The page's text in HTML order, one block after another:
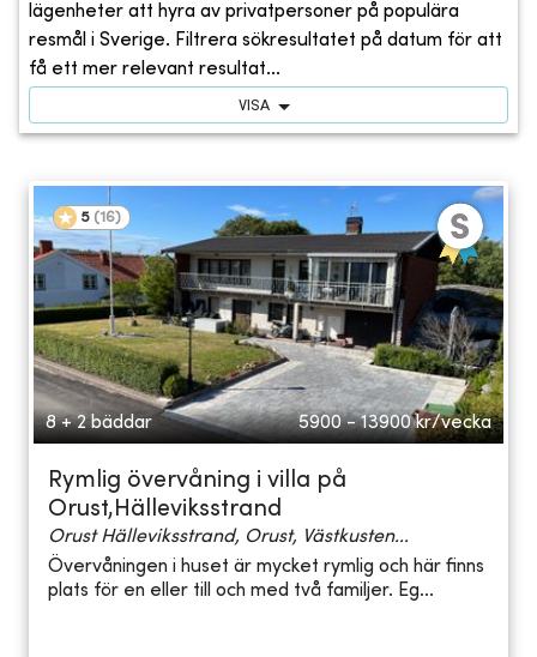
lägenheter att hyra av privatpersoner på populära
resmål i Sverige. Filtrera sökresultatet på datum för att
få ett mer relevant resultat...
VISA
5 (16)
8 + 2 bäddar 5900 - 13900 kr/vecka
Rymlig övervåning i villa på
Orust,Hälleviksstrand
Orust Hälleviksstrand, Orust, Västkusten...
Övervåningen i huset är mycket rymlig och här finns
plats för en eller till och med två familjer. Eg...